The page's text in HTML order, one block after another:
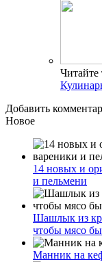
Читайте
Добавить
Новое
14 новых и
и пельмени
Шашлык из
чтобы мясо
Манник на